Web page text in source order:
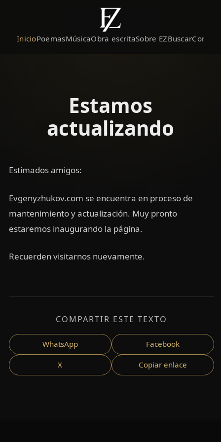
InicioPoemasMúsicaObra escritaSobre EZBuscar
Estamos
actualizando
Estimados amigos:
Evgenyzhukov.com se encuentra en proceso de
mantenimiento y actualización. Muy pronto
estaremos inaugurando la página.
Recuerden visitarnos nuevamente.
COMPARTIR ESTE TEXTO
WhatsApp Facebook
X Copiar enlace